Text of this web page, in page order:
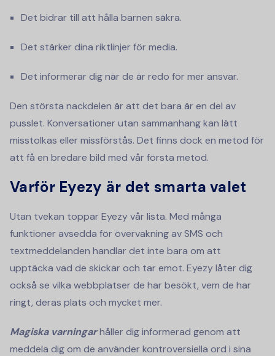
Det bidrar till att hålla barnen säkra.
Det stärker dina riktlinjer för media.
Det informerar dig när de är redo för mer ansvar.
Den största nackdelen är att det bara är en del av
pusslet. Konversationer utan sammanhang kan lätt
misstolkas eller missförstås. Det finns dock en metod för
att få en bredare bild med vår första metod.
Varför Eyezy är det smarta valet
Utan tvekan toppar Eyezy vår lista. Med många
funktioner avsedda för övervakning av SMS och
textmeddelanden handlar det inte bara om att
upptäcka vad de skickar och tar emot. Eyezy låter dig
också se vilka webbplatser de har besökt, vem de har
ringt, deras plats och mycket mer.
Magiska varningarhåller dig informerad genom att
meddela dig om de använder kontroversiella ord i sina